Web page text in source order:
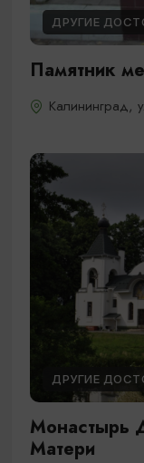
ДРУГИЕ
Памятник
Калининград,
ДРУГИЕ
Монастырь
Матери